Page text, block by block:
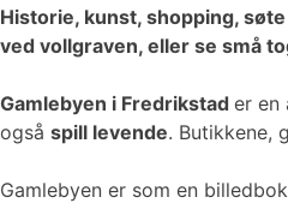
Historie, kunst, shopping,
ved vollgraven, eller se små
Gamlebyen i Fredrikstad er en
også spill levende. Butikkene,
Gamlebyen er som en